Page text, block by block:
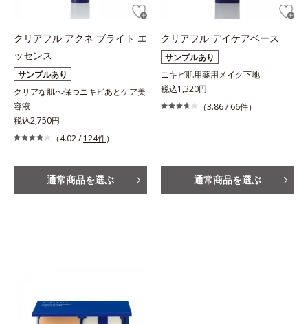
クリアフル アクネ ブライト エ
ッセンス
サンプルあり
クリアな肌へ保つニキビあとケア美
容液
税込2,750円
（4.02 / 124件）
通常商品を選ぶ
クリアフル デイケアベース
サンプルあり
ニキビ肌用薬用メイク下地
税込1,320円
（3.86 / 66件）
通常商品を選ぶ